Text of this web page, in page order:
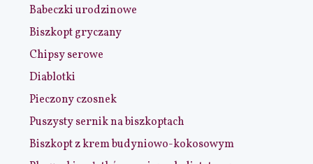
Babeczki urodzinowe
Biszkopt gryczany
Chipsy serowe
Diablotki
Pieczony czosnek
Puszysty sernik na biszkoptach
Biszkopt z krem budyniowo-kokosowym